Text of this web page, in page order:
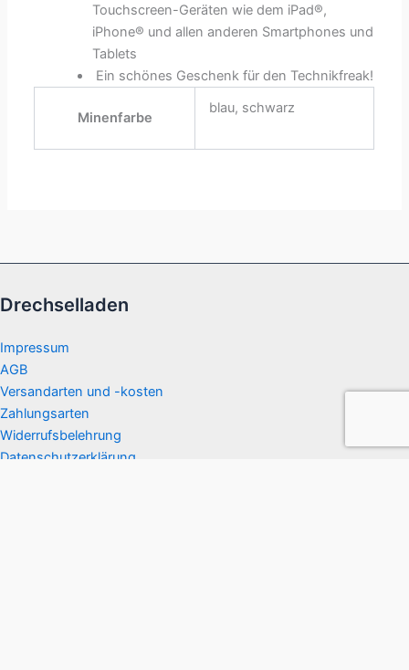
Touchscreen-Geräten wie dem iPad®,
iPhone® und allen anderen Smartphones und
Tablets
Ein schönes Geschenk für den Technikfreak!
Minenfarbe
blau, schwarz
Drechselladen
Impressum
AGB
Versandarten und -kosten
Zahlungsarten
Widerrufsbelehrung
Datenschutzerklärung